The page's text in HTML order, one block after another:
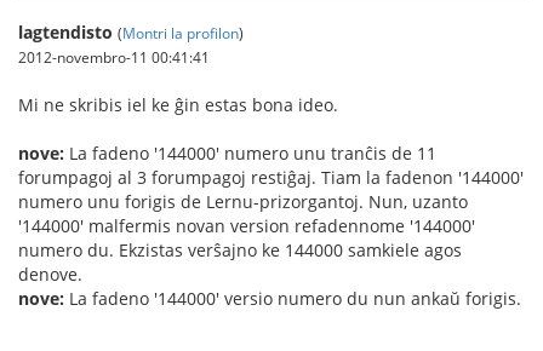
lagtendisto (Montri la profilon)
2012-novembro-11 00:41:41
Mi ne skribis iel ke ĝin estas bona ideo.
nove: La fadeno '144000' numero unu tranĉis de 11
forumpagoj al 3 forumpagoj restiĝaj. Tiam la fadenon '144000'
numero unu forigis de Lernu-prizorgantoj. Nun, uzanto
'144000' malfermis novan version refadennome '144000'
numero du. Ekzistas verŝajno ke 144000 samkiele agos
denove.
nove: La fadeno '144000' versio numero du nun ankaŭ forigis.